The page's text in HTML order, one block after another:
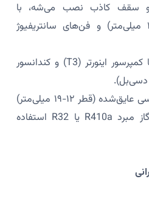
تو سقف کاذب نصب می‌شه، با
کویل‌های مسی (قطر ۸-۱۲ میلی‌متر) و فن‌های سانتریفیوژ
یونیت خارجی (کندانسور): با کمپرسور اینورتر (T3) و کندانسور
این دو بخش با لوله‌های مسی عایق‌شده (قطر ۱۲-۱۹ میلی‌متر)
به هم وصل می‌شن و از گاز مبرد R410a یا R32 استفاده